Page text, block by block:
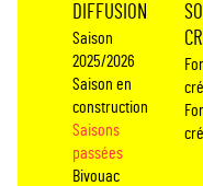
DIFFUSION
Saison
2025/2026
Saison en
construction
Saisons
passées
Bivouac